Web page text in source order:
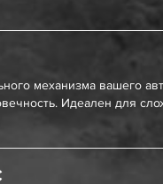
механизма вашего
Идеален для